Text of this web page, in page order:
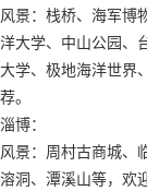
风景：栈桥、海军博
洋大学、中山公园、
大学、极地海洋世界
荐。
淄博：
风景：周村古商城、
溶洞、潭溪山等，欢